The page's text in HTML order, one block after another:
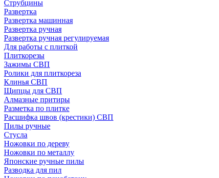
Струбцины
Развертка
Развертка машинная
Развертка ручная
Развертка ручная регулируемая
Для работы с плиткой
Плиткорезы
Зажимы СВП
Ролики для плиткореза
Клинья СВП
Щипцы для СВП
Алмазные притиры
Разметка по плитке
Расшифка швов (крестики) СВП
Пилы ручные
Стусла
Ножовки по дереву
Ножовки по металлу
Японские ручные пилы
Разводка для пил